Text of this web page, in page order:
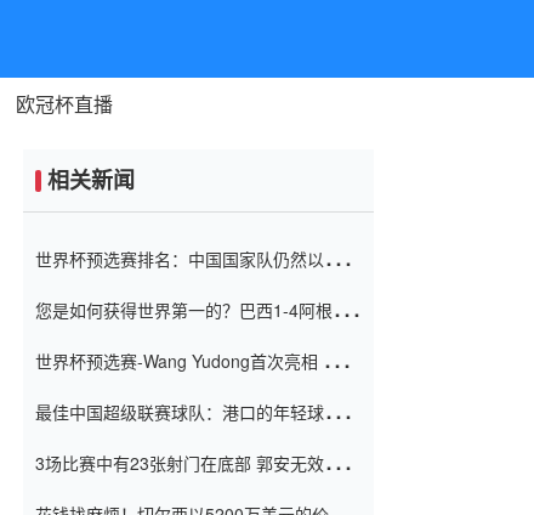
欧冠杯直播
相关新闻
世界杯预选赛排名：中国国家队仍然以6分
您是如何获得世界第一的？巴西1-4阿根
世界杯预选赛-Wang Yudong首次亮相 中国
最佳中国超级联赛球队：港口的年轻球员在
（Taishan）
3场比赛中有23张射门在底部 郭安无效传球